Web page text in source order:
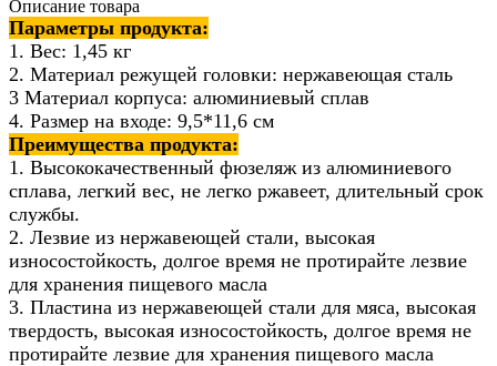
Описание товара
Параметры продукта:
1. Вес: 1,45 кг
2. Материал режущей головки: нержавеющая сталь
3 Материал корпуса: алюминиевый сплав
4. Размер на входе: 9,5*11,6 см
Преимущества продукта:
1. Высококачественный фюзеляж из алюминиевого
сплава, легкий вес, не легко ржавеет, длительный срок
службы.
2. Лезвие из нержавеющей стали, высокая
износостойкость, долгое время не протирайте лезвие
для хранения пищевого масла
3. Пластина из нержавеющей стали для мяса, высокая
твердость, высокая износостойкость, долгое время не
протирайте лезвие для хранения пищевого масла